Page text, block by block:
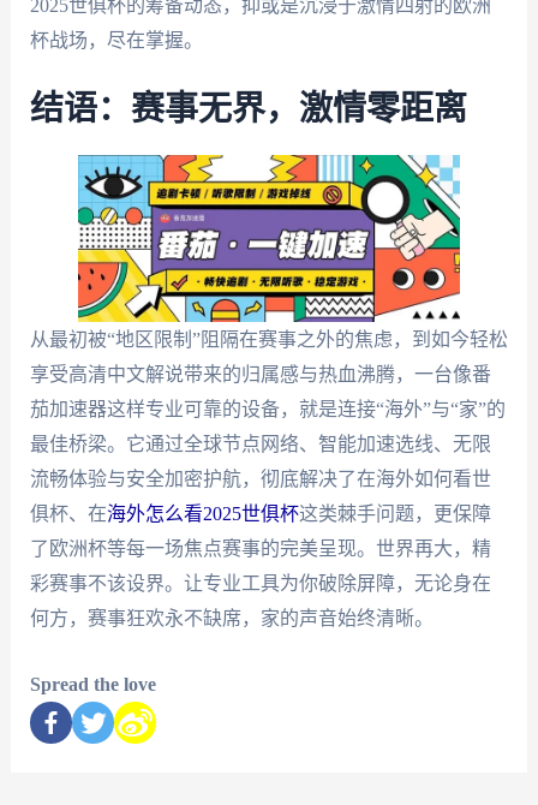
2025世俱杯的筹备动态，抑或是沉浸于激情四射的欧洲
杯战场，尽在掌握。
结语：赛事无界，激情零距离
从最初被“地区限制”阻隔在赛事之外的焦虑，到如今轻松
享受高清中文解说带来的归属感与热血沸腾，一台像番
茄加速器这样专业可靠的设备，就是连接“海外”与“家”的
最佳桥梁。它通过全球节点网络、智能加速选线、无限
流畅体验与安全加密护航，彻底解决了在海外如何看世
俱杯、在海外怎么看2025世俱杯这类棘手问题，更保障
了欧洲杯等每一场焦点赛事的完美呈现。世界再大，精
彩赛事不该设界。让专业工具为你破除屏障，无论身在
何方，赛事狂欢永不缺席，家的声音始终清晰。
Spread the love